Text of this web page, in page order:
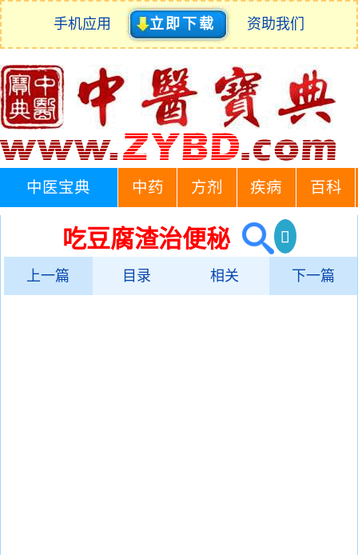
手机应用 立即下载 资助我们
中医宝典 中药 方剂 疾病 百科
吃豆腐渣治便秘
上一篇 目录 相关 下一篇